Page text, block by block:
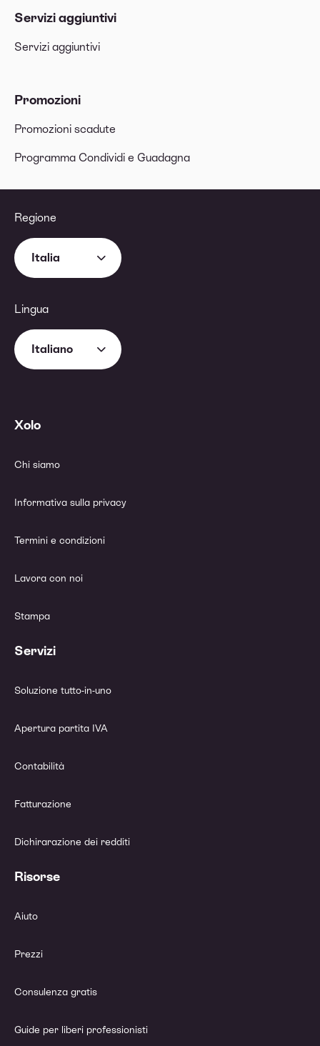
Servizi aggiuntivi
Servizi aggiuntivi
Promozioni
Promozioni scadute
Programma Condividi e Guadagna
Regione
Italia
Lingua
Italiano
Xolo
Chi siamo
Informativa sulla privacy
Termini e condizioni
Lavora con noi
Stampa
Servizi
Soluzione tutto-in-uno
Apertura partita IVA
Contabilità
Fatturazione
Dichirarazione dei redditi
Risorse
Aiuto
Prezzi
Consulenza gratis
Guide per liberi professionisti